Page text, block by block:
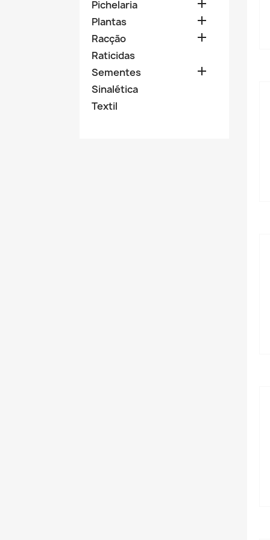
Pichelaria 
Plantas 
Racção 
Raticidas
Sementes

Sinalética
Textil